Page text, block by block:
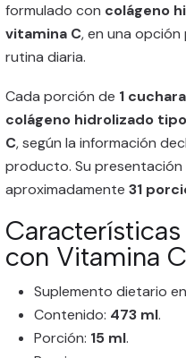
formulado con colágeno
vitamina C, en una
rutina diaria.
Cada porción de 1
colágeno hidrolizado
C, según la información
producto. Su presentación
aproximadamente 31
con Vitamina
Suplemento dietario
Contenido: 473 ml.
Porción: 15 ml.